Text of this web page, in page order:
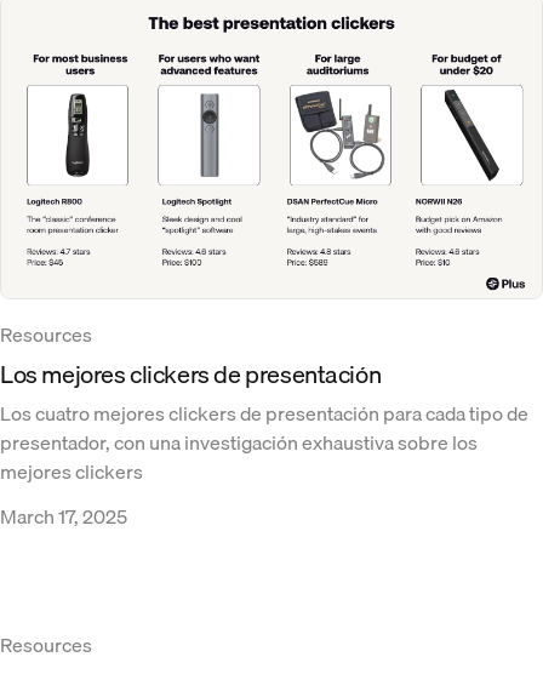
Resources
Los mejores clickers de presentación
Los cuatro mejores clickers de presentación para cada tipo de
presentador, con una investigación exhaustiva sobre los
mejores clickers
March 17, 2025
Resources